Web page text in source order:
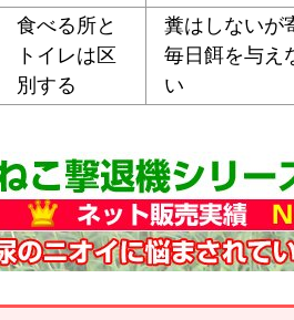
食べる所と
トイレは区
別する
糞はしないが
毎日餌を与え
い